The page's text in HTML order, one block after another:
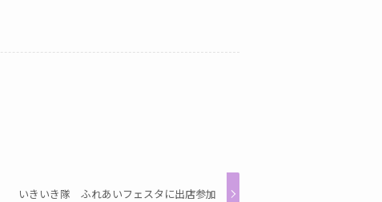
いきいき隊 ふれあいフェスタに出店参加